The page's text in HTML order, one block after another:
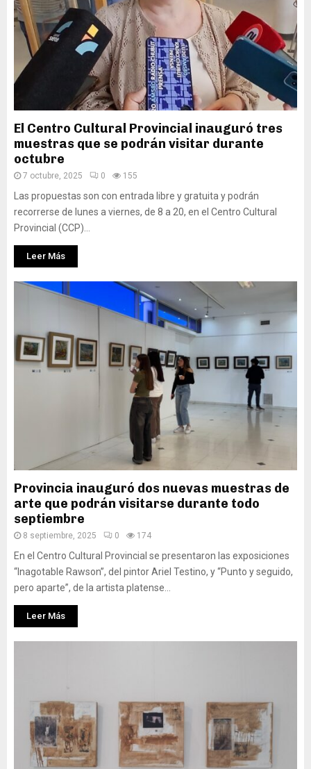
El Centro Cultural Provincial inauguró tres
muestras que se podrán visitar durante
octubre
7 octubre, 2025 0 155
Las propuestas son con entrada libre y gratuita y podrán
recorrerse de lunes a viernes, de 8 a 20, en el Centro Cultural
Provincial (CCP)...
Leer Más
Provincia inauguró dos nuevas muestras de
arte que podrán visitarse durante todo
septiembre
8 septiembre, 2025 0 174
En el Centro Cultural Provincial se presentaron las exposiciones
“Inagotable Rawson”, del pintor Ariel Testino, y “Punto y seguido,
pero aparte”, de la artista platense...
Leer Más